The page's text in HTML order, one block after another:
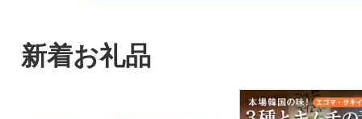
新着お礼品